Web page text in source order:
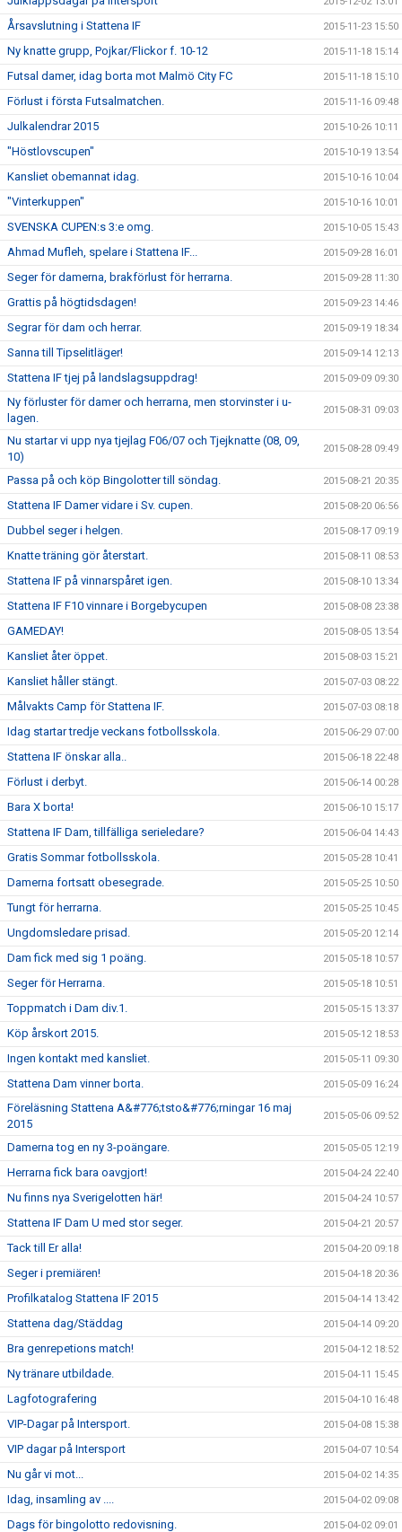
Årsavslutning i Stattena IF 2015-11-23 15:50
Ny knatte grupp, Pojkar/Flickor f. 10-12 2015-11-18 15:14
Futsal damer, idag borta mot Malmö City FC 2015-11-18 15:10
Förlust i första Futsalmatchen. 2015-11-16 09:48
Julkalendrar 2015 2015-10-26 10:11
"Höstlovscupen" 2015-10-19 13:54
Kansliet obemannat idag. 2015-10-16 10:04
"Vinterkuppen" 2015-10-16 10:01
SVENSKA CUPEN:s 3:e omg. 2015-10-05 15:43
Ahmad Mufleh, spelare i Stattena IF... 2015-09-28 16:01
Seger för damerna, brakförlust för herrarna. 2015-09-28 11:30
Grattis på högtidsdagen! 2015-09-23 14:46
Segrar för dam och herrar. 2015-09-19 18:34
Sanna till Tipselitläger! 2015-09-14 12:13
Stattena IF tjej på landslagsuppdrag! 2015-09-09 09:30
Ny förluster för damer och herrarna, men storvinster i u-
lagen.
2015-08-31 09:03
Nu startar vi upp nya tjejlag F06/07 och Tjejknatte (08, 09,
10)
2015-08-28 09:49
Passa på och köp Bingolotter till söndag. 2015-08-21 20:35
Stattena IF Damer vidare i Sv. cupen. 2015-08-20 06:56
Dubbel seger i helgen. 2015-08-17 09:19
Knatte träning gör återstart. 2015-08-11 08:53
Stattena IF på vinnarspåret igen. 2015-08-10 13:34
Stattena IF F10 vinnare i Borgebycupen 2015-08-08 23:38
GAMEDAY! 2015-08-05 13:54
Kansliet åter öppet. 2015-08-03 15:21
Kansliet håller stängt. 2015-07-03 08:22
Målvakts Camp för Stattena IF. 2015-07-03 08:18
Idag startar tredje veckans fotbollsskola. 2015-06-29 07:00
Stattena IF önskar alla.. 2015-06-18 22:48
Förlust i derbyt. 2015-06-14 00:28
Bara X borta! 2015-06-10 15:17
Stattena IF Dam, tillfälliga serieledare? 2015-06-04 14:43
Gratis Sommar fotbollsskola. 2015-05-28 10:41
Damerna fortsatt obesegrade. 2015-05-25 10:50
Tungt för herrarna. 2015-05-25 10:45
Ungdomsledare prisad. 2015-05-20 12:14
Dam fick med sig 1 poäng. 2015-05-18 10:57
Seger för Herrarna. 2015-05-18 10:51
Toppmatch i Dam div.1. 2015-05-15 13:37
Köp årskort 2015. 2015-05-12 18:53
Ingen kontakt med kansliet. 2015-05-11 09:30
Stattena Dam vinner borta. 2015-05-09 16:24
Föreläsning Stattena A&#776;tsto&#776;rningar 16 maj
2015
2015-05-06 09:52
Damerna tog en ny 3-poängare. 2015-05-05 12:19
Herrarna fick bara oavgjort! 2015-04-24 22:40
Nu finns nya Sverigelotten här! 2015-04-24 10:57
Stattena IF Dam U med stor seger. 2015-04-21 20:57
Tack till Er alla! 2015-04-20 09:18
Seger i premiären! 2015-04-18 20:36
Profilkatalog Stattena IF 2015 2015-04-14 13:42
Stattena dag/Städdag 2015-04-14 09:20
Bra genrepetions match! 2015-04-12 18:52
Ny tränare utbildade. 2015-04-11 15:45
Lagfotografering 2015-04-10 16:48
VIP-Dagar på Intersport. 2015-04-08 15:38
VIP dagar på Intersport 2015-04-07 10:54
Nu går vi mot... 2015-04-02 14:35
Idag, insamling av .... 2015-04-02 09:08
Dags för bingolotto redovisning. 2015-04-02 09:01